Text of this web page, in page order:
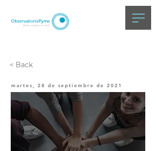
< Back
martes, 28 de septiembre de 2021